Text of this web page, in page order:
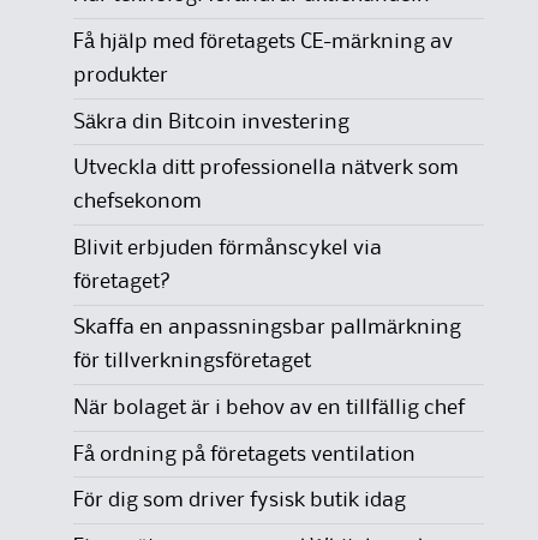
Få hjälp med företagets CE-märkning av
produkter
Säkra din Bitcoin investering
Utveckla ditt professionella nätverk som
chefsekonom
Blivit erbjuden förmånscykel via
företaget?
Skaffa en anpassningsbar pallmärkning
för tillverkningsföretaget
När bolaget är i behov av en tillfällig chef
Få ordning på företagets ventilation
För dig som driver fysisk butik idag